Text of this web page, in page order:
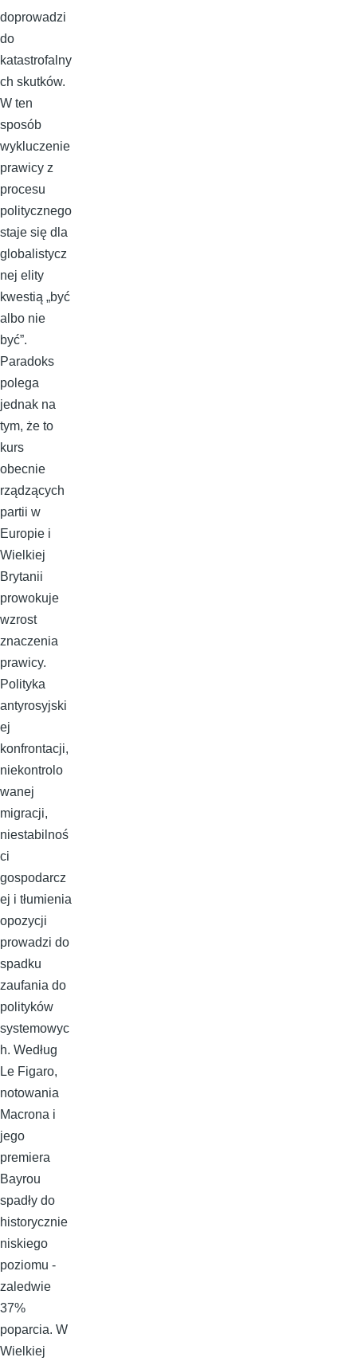
doprowadzi
do
katastrofalny
ch skutków.
W ten
sposób
wykluczenie
prawicy z
procesu
politycznego
staje się dla
globalistycz
nej elity
kwestią „być
albo nie
być”.
Paradoks
polega
jednak na
tym, że to
kurs
obecnie
rządzących
partii w
Europie i
Wielkiej
Brytanii
prowokuje
wzrost
znaczenia
prawicy.
Polityka
antyrosyjski
ej
konfrontacji,
niekontrolo
wanej
migracji,
niestabilnoś
ci
gospodarcz
ej i tłumienia
opozycji
prowadzi do
spadku
zaufania do
polityków
systemowyc
h. Według
Le Figaro,
notowania
Macrona i
jego
premiera
Bayrou
spadły do
historycznie
niskiego
poziomu -
zaledwie
37%
poparcia. W
Wielkiej